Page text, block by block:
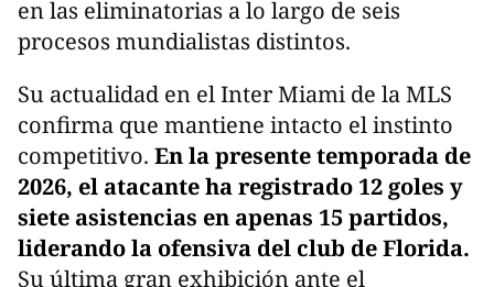
en las eliminatorias a lo largo de seis
procesos mundialistas distintos.
Su actualidad en el Inter Miami de la MLS
confirma que mantiene intacto el instinto
competitivo. En la presente temporada de
2026, el atacante ha registrado 12 goles y
siete asistencias en apenas 15 partidos,
liderando la ofensiva del club de Florida.
Su última gran exhibición ante el